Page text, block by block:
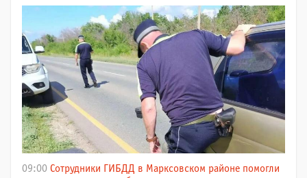
09:00 Сотрудники ГИБДД в Марксовском районе помогли